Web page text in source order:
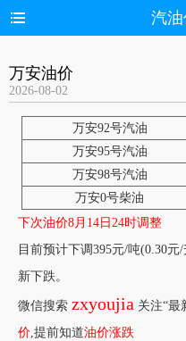
汽
万安油价
2026-08-02
万安92号汽油
万安95号汽油
万安98号汽油
万安0号柴油
下次油价8月14日24时调整
目前预计下调395元/吨(0.30
新下跌。
微信搜索 zxyoujia 关注“最
价,提前知道油价涨跌